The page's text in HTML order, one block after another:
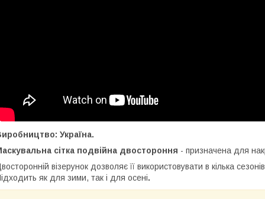
Україна.
сітка подвійна двостороння - призначена для
візерунок дозволяє її використовувати в кілька
як для зими, так і для осені.